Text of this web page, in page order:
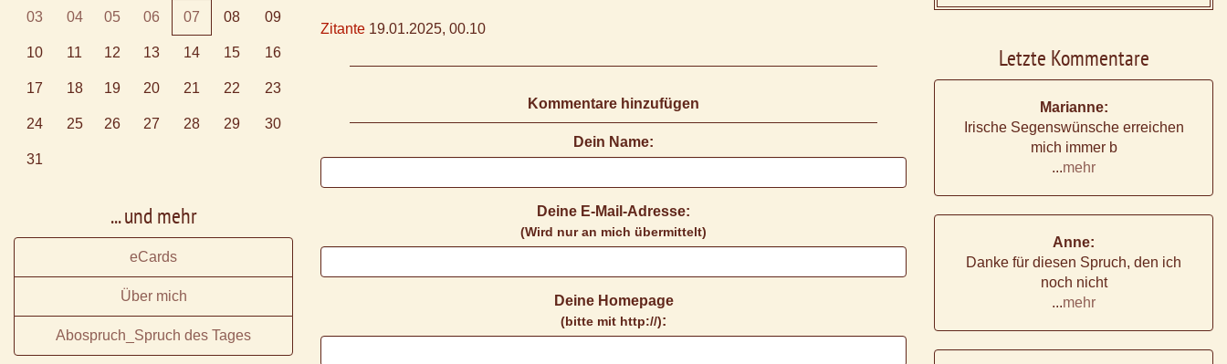
Zitante 19.01.2025, 00.10
Kommentare hinzufügen
Dein Name:
Deine E-Mail-Adresse:
(Wird nur an mich übermittelt)
Deine Homepage
(bitte mit http://):
03 04 05 06 07 08 09
10 11 12 13 14 15 16
17 18 19 20 21 22 23
24 25 26 27 28 29 30
31
... und mehr
eCards
Über mich
Abospruch_Spruch des Tages
Letzte Kommentare
Marianne:
Irische Segenswünsche erreichen
mich immer b
...mehr
Anne:
Danke für diesen Spruch, den ich
noch nicht
...mehr